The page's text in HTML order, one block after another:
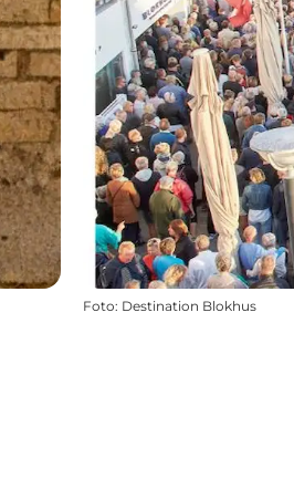
Foto: Destination Blokhus